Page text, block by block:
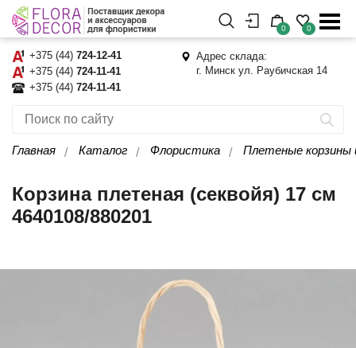
0 0
+375 (44) 724-12-41
+375 (44) 724-11-41
+375 (44) 724-11-41
Адрес склада:
г. Минск ул. Раубичская 14
Главная Каталог Флористика Плетеные корзины
Корзина плетеная (секвойя) 17 см
4640108/880201